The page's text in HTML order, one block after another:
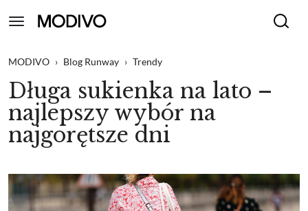
MODIVO › Blog Runway › Trendy
Długa sukienka na lato –
najlepszy wybór na
najgorętsze dni